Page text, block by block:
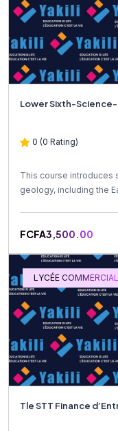
Lower Sixth-
0 (0 Rating)
This course introduces
geology, including the
FCFA3,500.00
LYCÉE COMMERCIAL
Tle STT Finance